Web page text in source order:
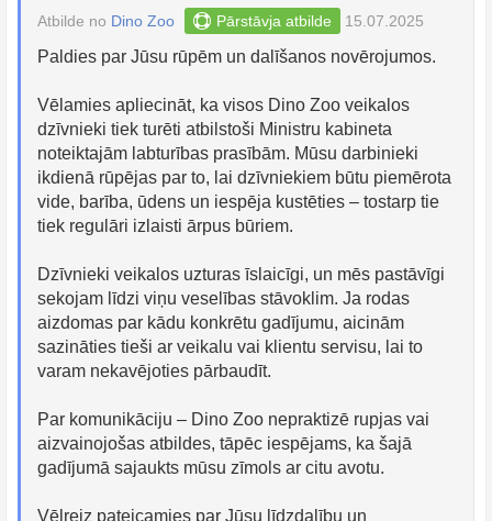
Atbilde no Dino Zoo Pārstāvja atbilde 15.07.2025
Paldies par Jūsu rūpēm un dalīšanos novērojumos.
Vēlamies apliecināt, ka visos Dino Zoo veikalos
dzīvnieki tiek turēti atbilstoši Ministru kabineta
noteiktajām labturības prasībām. Mūsu darbinieki
ikdienā rūpējas par to, lai dzīvniekiem būtu piemērota
vide, barība, ūdens un iespēja kustēties – tostarp tie
tiek regulāri izlaisti ārpus būriem.
Dzīvnieki veikalos uzturas īslaicīgi, un mēs pastāvīgi
sekojam līdzi viņu veselības stāvoklim. Ja rodas
aizdomas par kādu konkrētu gadījumu, aicinām
sazināties tieši ar veikalu vai klientu servisu, lai to
varam nekavējoties pārbaudīt.
Par komunikāciju – Dino Zoo nepraktizē rupjas vai
aizvainojošas atbildes, tāpēc iespējams, ka šajā
gadījumā sajaukts mūsu zīmols ar citu avotu.
Vēlreiz pateicamies par Jūsu līdzdalību un